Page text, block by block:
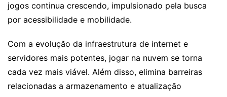
jogos continua crescendo, impulsionado pela busca
por acessibilidade e mobilidade.
Com a evolução da infraestrutura de internet e
servidores mais potentes, jogar na nuvem se torna
cada vez mais viável. Além disso, elimina barreiras
relacionadas a armazenamento e atualização